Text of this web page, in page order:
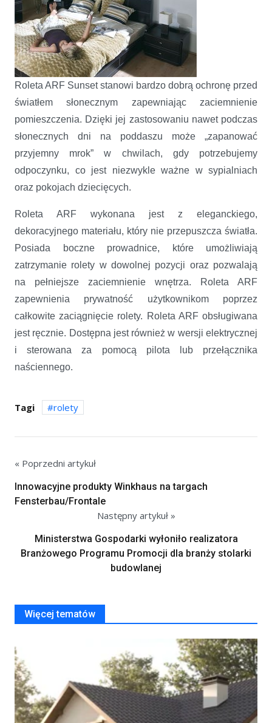
Roleta ARF Sunset stanowi bardzo dobrą ochronę przed
światłem słonecznym zapewniając zaciemnienie
pomieszczenia. Dzięki jej zastosowaniu nawet podczas
słonecznych dni na poddaszu może „zapanować
przyjemny mrok” w chwilach, gdy potrzebujemy
odpoczynku, co jest niezwykle ważne w sypialniach
oraz pokojach dziecięcych.
Roleta ARF wykonana jest z eleganckiego,
dekoracyjnego materiału, który nie przepuszcza światła.
Posiada boczne prowadnice, które umożliwiają
zatrzymanie rolety w dowolnej pozycji oraz pozwalają
na pełniejsze zaciemnienie wnętrza. Roleta ARF
zapewnienia prywatność użytkownikom poprzez
całkowite zaciągnięcie rolety. Roleta ARF obsługiwana
jest ręcznie. Dostępna jest również w wersji elektrycznej
i sterowana za pomocą pilota lub przełącznika
naściennego.
Tagi rolety
« Poprzedni artykuł
Innowacyjne produkty Winkhaus na targach
Fensterbau/Frontale
Następny artykuł »
Ministerstwa Gospodarki wyłoniło realizatora
Branżowego Programu Promocji dla branży stolarki
budowlanej
Więcej tematów